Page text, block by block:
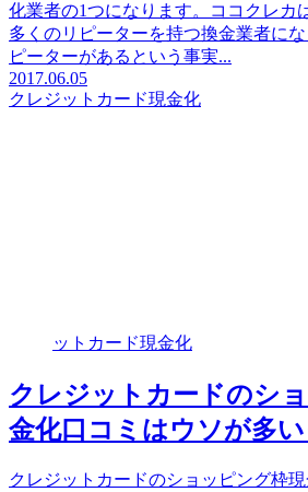
化業者の1つになります。ココクレカ
多くのリピーターを持つ換金業者に
ピーターがあるという事実...
2017.06.05
クレジットカード現金化
ットカード現金化
クレジットカードのシ
金化口コミはウソが多い
クレジットカードのショッピング枠